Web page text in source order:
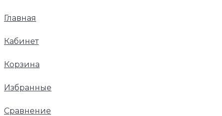
Главная
Кабинет
Корзина
Избранные
Сравнение